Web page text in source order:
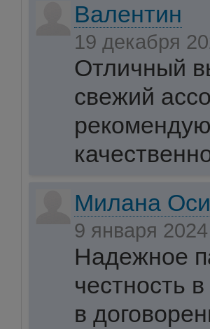
Валентин
19 декабря
Отличный
свежий
Милана
9 января
Надежное
честность
в